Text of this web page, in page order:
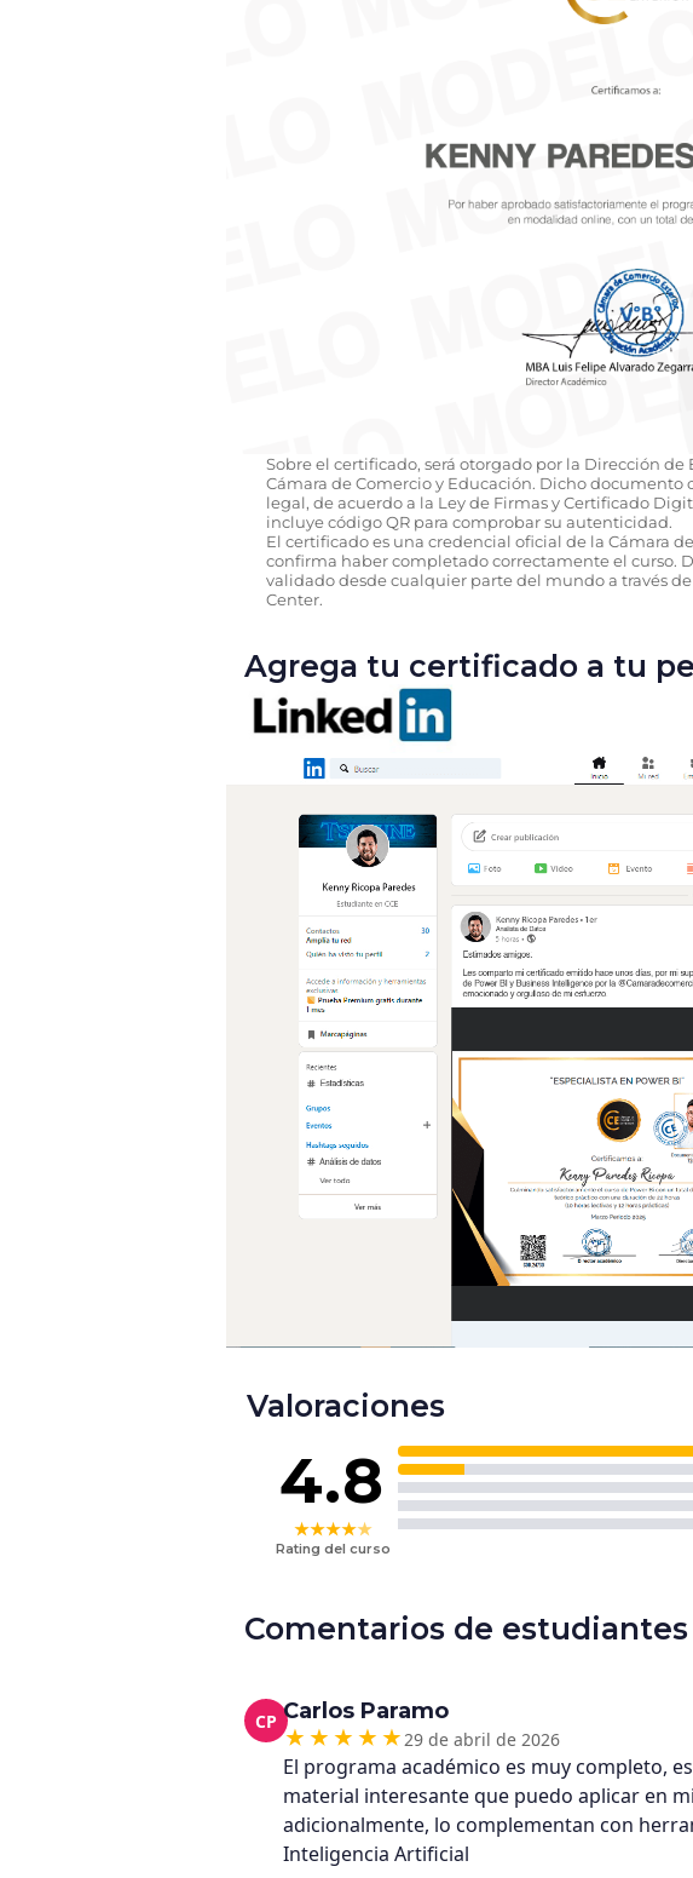
Sobre el certificado, será otorgado por la Dirección
Cámara de Comercio y Educación. Dicho
legal, de acuerdo a la Ley de Firmas y Certificado
incluye código QR para comprobar su autenticidad.
El certificado es una credencial oficial de la Cámara
confirma haber completado correctamente el curso.
validado desde cualquier parte del mundo a través
Center.
Agrega tu certificado a tu
Valoraciones
4.8
★★★★★
Rating del curso
Comentarios de estudiantes
CP Carlos Paramo
29 de abril de 2026
El programa académico es muy completo,
material interesante que puedo aplicar en
adicionalmente, lo complementan con
Inteligencia Artificial